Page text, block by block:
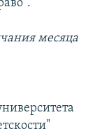
месяца